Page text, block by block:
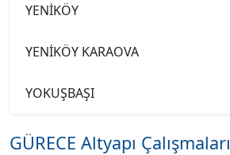
YENİKÖY
YENİKÖY KARAOVA
YOKUŞBAŞI
GÜRECE Altyapı Çalışmaları